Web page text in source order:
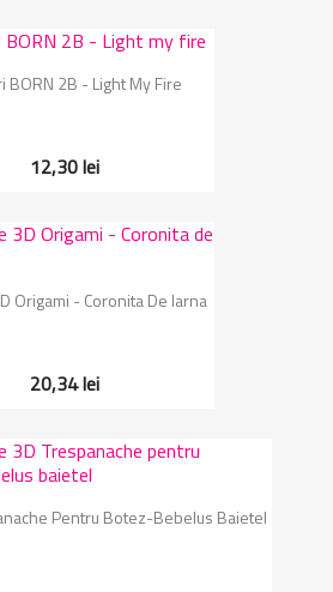
BORN 2B - Light My Fire
12,30 lei
Origami - Coronita De Iarna
20,34 lei
Pentru Botez-Bebelus Baietel